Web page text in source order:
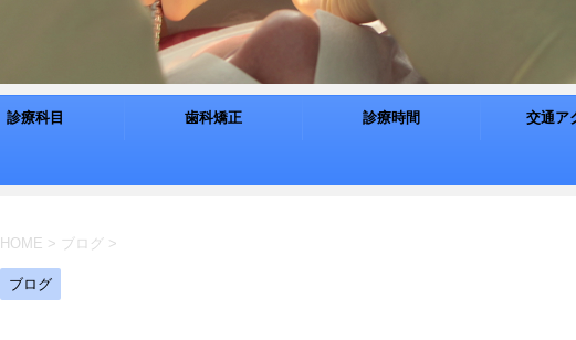
診療科目 歯科矯正 診療時間 交通ア
HOME > ブログ >
ブログ